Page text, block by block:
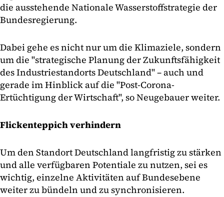
die ausstehende Nationale Wasserstoffstrategie der
Bundesregierung.
Dabei gehe es nicht nur um die Klimaziele, sondern
um die "strategische Planung der Zukunftsfähigkeit
des Industriestandorts Deutschland" – auch und
gerade im Hinblick auf die "Post-Corona-
Ertüchtigung der Wirtschaft", so Neugebauer weiter.
Flickenteppich verhindern
Um den Standort Deutschland langfristig zu stärken
und alle verfügbaren Potentiale zu nutzen, sei es
wichtig, einzelne Aktivitäten auf Bundesebene
weiter zu bündeln und zu synchronisieren.